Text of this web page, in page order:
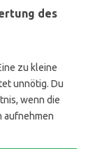
des
zu kleine
unnötig. Du
wenn die
aufnehmen